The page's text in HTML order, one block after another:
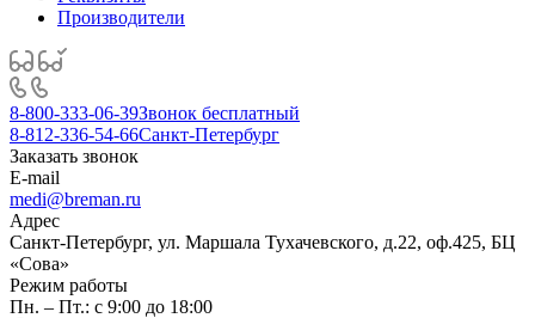
Производители
8-800-333-06-39Звонок бесплатный
8-812-336-54-66Санкт-Петербург
Заказать звонок
E-mail
medi@breman.ru
Адрес
Санкт-Петербург, ул. Маршала Тухачевского, д.22, оф.425, БЦ
«Сова»
Режим работы
Пн. – Пт.: с 9:00 до 18:00